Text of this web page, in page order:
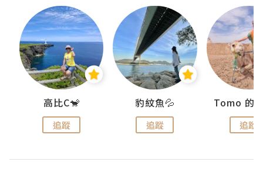
高比C🐒
追蹤
豹紋魚💦
追蹤 追蹤